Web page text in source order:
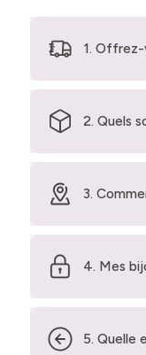
1. Offrez-
2. Quels
3.
4. Mes
5. Quelle